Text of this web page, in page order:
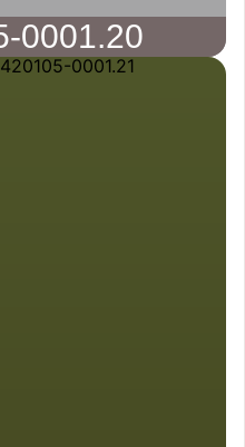
0001.20